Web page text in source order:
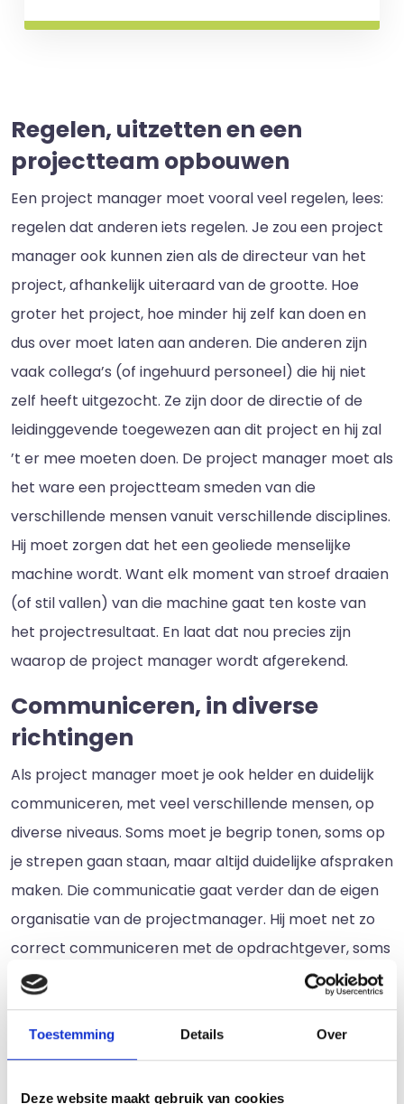
Toestemming Details Over
Deze website maakt gebruik van cookies
Regelen, uitzetten en een
projectteam opbouwen
Een project manager moet vooral veel regelen, lees:
regelen dat anderen iets regelen. Je zou een project
manager ook kunnen zien als de directeur van het
project, afhankelijk uiteraard van de grootte. Hoe
groter het project, hoe minder hij zelf kan doen en
dus over moet laten aan anderen. Die anderen zijn
vaak collega’s (of ingehuurd personeel) die hij niet
zelf heeft uitgezocht. Ze zijn door de directie of de
leidinggevende toegewezen aan dit project en hij zal
’t er mee moeten doen. De project manager moet als
het ware een projectteam smeden van die
verschillende mensen vanuit verschillende disciplines.
Hij moet zorgen dat het een geoliede menselijke
machine wordt. Want elk moment van stroef draaien
(of stil vallen) van die machine gaat ten koste van
het projectresultaat. En laat dat nou precies zijn
waarop de project manager wordt afgerekend.
Communiceren, in diverse
richtingen
Als project manager moet je ook helder en duidelijk
communiceren, met veel verschillende mensen, op
diverse niveaus. Soms moet je begrip tonen, soms op
je strepen gaan staan, maar altijd duidelijke afspraken
maken. Die communicatie gaat verder dan de eigen
organisatie van de projectmanager. Hij moet net zo
correct communiceren met de opdrachtgever, soms
ook met meerdere mensen aldaar.
Projectbewaking
Tussendoor bewaakt de project manager natuurlijk